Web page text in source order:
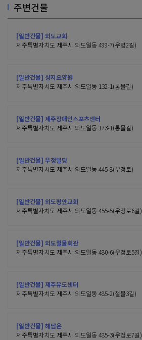
주변건물
[일반건물] 외도교회
제주특별자치도 제주시 외도일동 499-7(우령2길)
[일반건물] 성지요양원
제주특별자치도 제주시 외도일동 132-1(통물길)
[일반건물] 제주장애인스포츠센터
제주특별자치도 제주시 외도일동 173-1(통물길)
[일반건물] 우정빌딩
제주특별자치도 제주시 외도일동 445-8(우정로)
[일반건물] 외도평안교회
제주특별자치도 제주시 외도일동 455-5(우정로6길)
[일반건물] 외도절물회관
제주특별자치도 제주시 외도일동 480-6(우정로5길)
[일반건물] 제주유도센터
제주특별자치도 제주시 외도일동 485-2(절물3길)
[일반건물] 해담은
제주특별자치도 제주시 외도일동 485-3(우정로7길)